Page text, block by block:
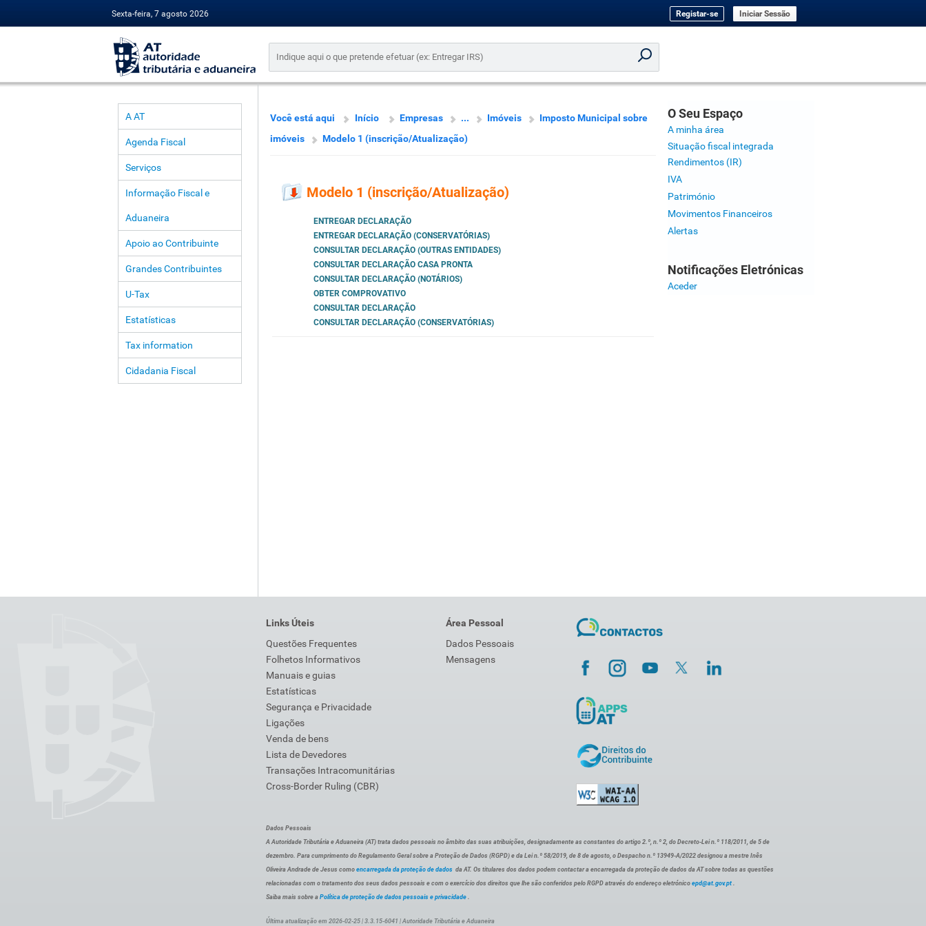
Sexta-feira, 7 agosto 2026 Registar-se Iniciar Sessão
A AT
Agenda Fiscal
Serviços
Informação Fiscal e
Aduaneira
Apoio ao Contribuinte
Grandes Contribuintes
U-Tax
Estatísticas
Tax information
Cidadania Fiscal
Você está aqui Início Empresas ... Imóveis
Imposto Municipal sobre
imóveis
Modelo 1 (inscrição/Atualização)
Modelo 1 (inscrição/Atualização)
ENTREGAR DECLARAÇÃO
ENTREGAR DECLARAÇÃO (CONSERVATÓRIAS)
CONSULTAR DECLARAÇÃO (OUTRAS ENTIDADES)
CONSULTAR DECLARAÇÃO CASA PRONTA
CONSULTAR DECLARAÇÃO (NOTÁRIOS)
OBTER COMPROVATIVO
CONSULTAR DECLARAÇÃO
CONSULTAR DECLARAÇÃO (CONSERVATÓRIAS)
O Seu Espaço
A minha área
Situação fiscal integrada
Rendimentos (IR)
IVA
Património
Movimentos Financeiros
Alertas
Notificações Eletrónicas
Aceder
Links Úteis
Questões Frequentes
Folhetos Informativos
Manuais e guias
Estatísticas
Segurança e Privacidade
Ligações
Venda de bens
Lista de Devedores
Transações Intracomunitárias
Cross-Border Ruling (CBR)
Área Pessoal
Dados Pessoais
Mensagens
Dados Pessoais
A Autoridade Tributária e Aduaneira (AT) trata dados pessoais no âmbito das suas atribuições, designadamente as constantes do artigo 2.º, n.º 2, do Decreto-Lei n.º 118/2011, de 5 de
dezembro. Para cumprimento do Regulamento Geral sobre a Proteção de Dados (RGPD) e da Lei n.º 58/2019, de 8 de agosto, o Despacho n.º 13949-A/2022 designou a mestre Inês
Oliveira Andrade de Jesus como encarregada da proteção de dados da AT. Os titulares dos dados podem contactar a encarregada da proteção de dados da AT sobre todas as questões
relacionadas com o tratamento dos seus dados pessoais e com o exercício dos direitos que lhe são conferidos pelo RGPD através do endereço eletrónico epd@at.gov.pt .
Saiba mais sobre a Política de proteção de dados pessoais e privacidade .
Última atualização em 2026-02-25 | 3.3.15-6041 | Autoridade Tributária e Aduaneira